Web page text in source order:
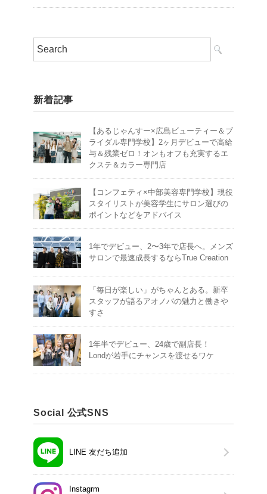
新着記事
【あるじゃんすー×広島ビューティー＆ブ
ライダル専門学校】2ヶ月デビューで高給
与＆残業ゼロ！オンもオフも充実するエ
クステ＆カラー専門店
【コンフェティ×中部美容専門学校】現役
スタイリストが美容学生にサロン選びの
ポイントなどをアドバイス
1年でデビュー、2〜3年で店長へ。メンズ
サロンで最速成長するならTrue Creation
「毎日が楽しい」がちゃんとある。新卒
スタッフが語るアオノバの魅力と働きや
すさ
1年半でデビュー、24歳で副店長！
Londが若手にチャンスを渡せるワケ
Social 公式SNS
LINE 友だち追加
Instagrm